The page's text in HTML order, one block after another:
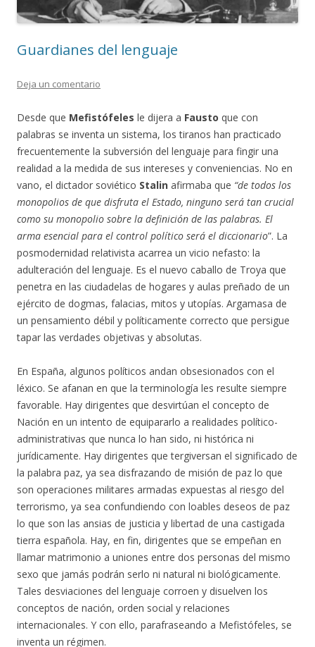
Guardianes del lenguaje
Deja un comentario
Desde que Mefistófeles le dijera a Fausto que con
palabras se inventa un sistema, los tiranos han practicado
frecuentemente la subversión del lenguaje para fingir una
realidad a la medida de sus intereses y conveniencias. No en
vano, el dictador soviético Stalin afirmaba que “de todos los
monopolios de que disfruta el Estado, ninguno será tan crucial
como su monopolio sobre la definición de las palabras. El
arma esencial para el control político será el diccionario”. La
posmodernidad relativista acarrea un vicio nefasto: la
adulteración del lenguaje. Es el nuevo caballo de Troya que
penetra en las ciudadelas de hogares y aulas preñado de un
ejército de dogmas, falacias, mitos y utopías. Argamasa de
un pensamiento débil y políticamente correcto que persigue
tapar las verdades objetivas y absolutas.
En España, algunos políticos andan obsesionados con el
léxico. Se afanan en que la terminología les resulte siempre
favorable. Hay dirigentes que desvirtúan el concepto de
Nación en un intento de equipararlo a realidades político-
administrativas que nunca lo han sido, ni histórica ni
jurídicamente. Hay dirigentes que tergiversan el significado de
la palabra paz, ya sea disfrazando de misión de paz lo que
son operaciones militares armadas expuestas al riesgo del
terrorismo, ya sea confundiendo con loables deseos de paz
lo que son las ansias de justicia y libertad de una castigada
tierra española. Hay, en fin, dirigentes que se empeñan en
llamar matrimonio a uniones entre dos personas del mismo
sexo que jamás podrán serlo ni natural ni biológicamente.
Tales desviaciones del lenguaje corroen y disuelven los
conceptos de nación, orden social y relaciones
internacionales. Y con ello, parafraseando a Mefistófeles, se
inventa un régimen.